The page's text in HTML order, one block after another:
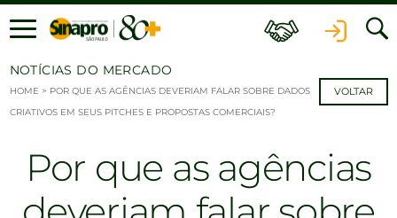
Ir para o conteúdo
NOTÍCIAS DO MERCADO
HOME > POR QUE AS AGÊNCIAS DEVERIAM FALAR SOBRE DADOS
CRIATIVOS EM SEUS PITCHES E PROPOSTAS COMERCIAIS?
VOLTAR
Por que as agências